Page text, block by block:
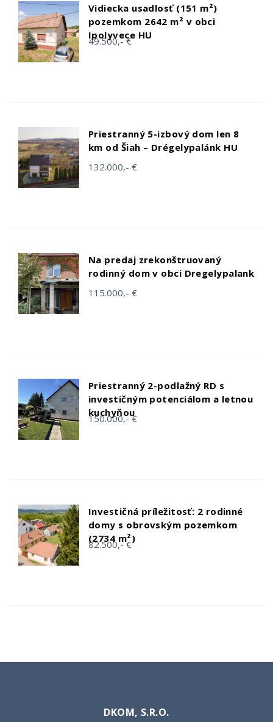
Vidiecka usadlosť (151 m²)
pozemkom 2642 m² v obci
Ipolyvece HU
49.500,- €
Priestranný 5-izbový dom len 8
km od Šiah – Drégelypalánk HU
132.000,- €
Na predaj zrekonštruovaný
rodinný dom v obci Dregelypalank
115.000,- €
Priestranný 2-podlažný RD s
investičným potenciálom a letnou
kuchyňou
150.000,- €
Investičná príležitosť: 2 rodinné
domy s obrovským pozemkom
(2734 m²)
82.500,- €
DKOM, S.R.O.